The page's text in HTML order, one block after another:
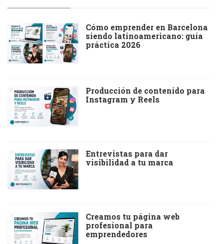
Cómo emprender en Barcelona
siendo latinoamericano: guía
práctica 2026
Producción de contenido para
Instagram y Reels
Entrevistas para dar
visibilidad a tu marca
Creamos tu página web
profesional para
emprendedores